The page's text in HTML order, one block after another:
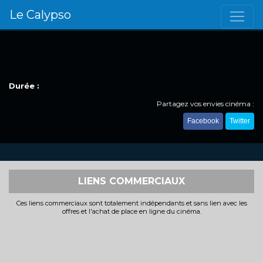
Le Calypso
Durée :
Partagez vos envies cinéma :
Facebook Twitter
LIENS COMMERCIAUX
Ces liens commerciaux sont totalement indépendants et sans lien avec les
offres et l'achat de place en ligne du cinéma.